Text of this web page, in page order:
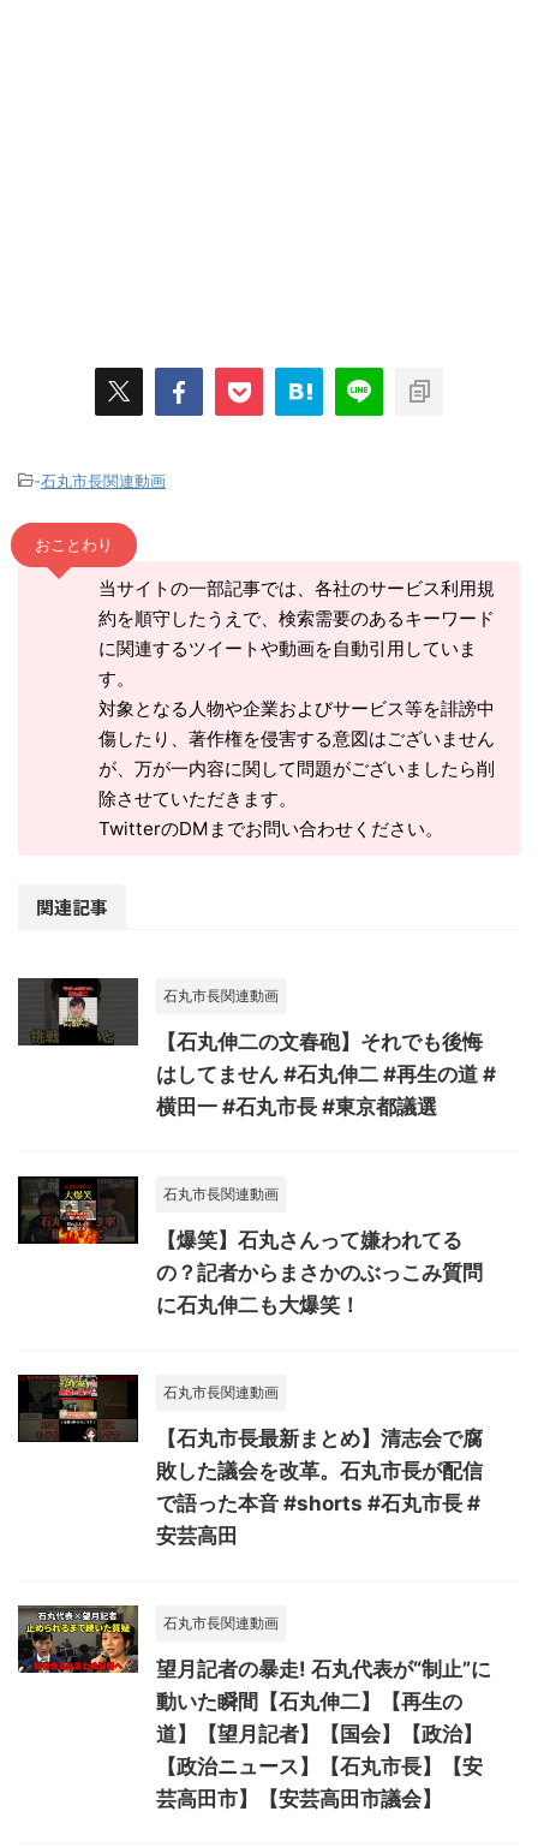
-石丸市長関連動画
おことわり
当サイトの一部記事では、各社のサービス利用規
約を順守したうえで、検索需要のあるキーワード
に関連するツイートや動画を自動引用していま
す。
対象となる人物や企業およびサービス等を誹謗中
傷したり、著作権を侵害する意図はございません
が、万が一内容に関して問題がございましたら削
除させていただきます。
TwitterのDMまでお問い合わせください。
関連記事
石丸市長関連動画
【石丸伸二の文春砲】それでも後悔
はしてません #石丸伸二 #再生の道 #
横田一 #石丸市長 #東京都議選
石丸市長関連動画
【爆笑】石丸さんって嫌われてる
の？記者からまさかのぶっこみ質問
に石丸伸二も大爆笑！
石丸市長関連動画
【石丸市長最新まとめ】清志会で腐
敗した議会を改革。石丸市長が配信
で語った本音 #shorts #石丸市長 #
安芸高田
石丸市長関連動画
望月記者の暴走! 石丸代表が“制止”に
動いた瞬間【石丸伸二】【再生の
道】【望月記者】【国会】【政治】
【政治ニュース】【石丸市長】【安
芸高田市】【安芸高田市議会】